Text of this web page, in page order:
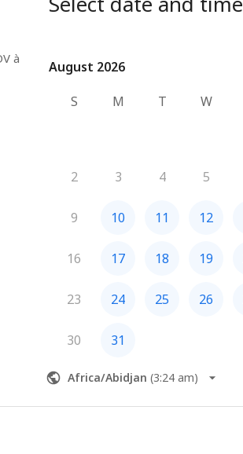
à
August 2026
August 2026
S
M T W
2 3 4 5
9 10 11 12
16 17 18 19
23 24 25 26
30 31
Africa/Abidjan (3:24 am)